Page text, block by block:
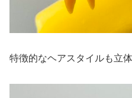
特徴的なヘアスタイルも立